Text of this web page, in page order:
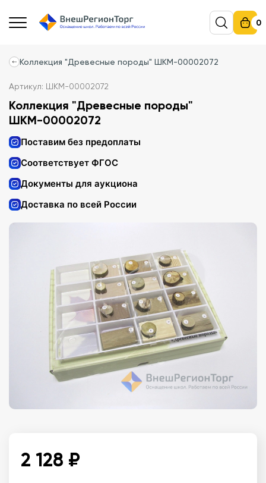
0
Коллекция "Древесные породы" ШКМ-00002072
Артикул: ШКМ-00002072
Коллекция "Древесные породы"
ШКМ-00002072
Поставим без предоплаты
Соответствует ФГОС
Документы для аукциона
Доставка по всей России
2 128 ₽